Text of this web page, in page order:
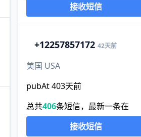
接收短信
+12257857172 42天前
美国 USA
pubAt 403天前
总共406条短信，最新一条在
接收短信